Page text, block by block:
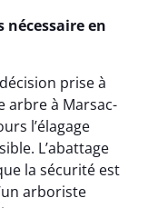
nécessaire en
prise à
arbre à Marsac-
l’élagage
L’abattage
la sécurité est
arboriste